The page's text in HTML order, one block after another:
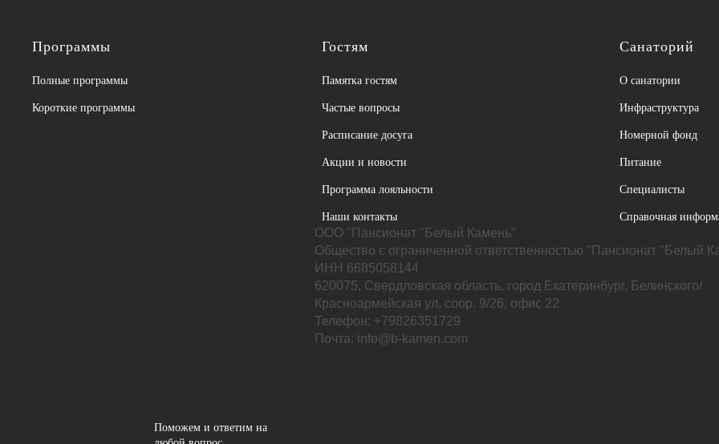
Программы
Полные программы
Короткие программы
Гостям
Памятка гостям
Частые вопросы
Расписание досуга
Акции и новости
Программа лояльности
Наши контакты
Санаторий
О санатории
Инфраструктура
Номерной фонд
Питание
Специалисты
Справочная
ООО "Пансионат "Белый Камень"
Общество с ограниченной ответственностью "Пансионат "Белый
ИНН 6685058144
620075, Свердловская область, город Екатеринбург, Белинского/
Красноармейская ул, соор. 9/26, офис 22
Телефон: +79826351729
Почта: info@b-kamen.com
Поможем и ответим на